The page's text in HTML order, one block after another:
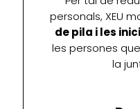
personals, XEU
de pila i les
les persones
la